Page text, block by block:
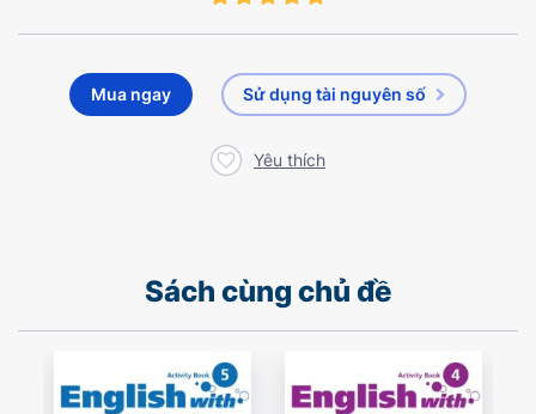
Mua ngay Sử dụng tài nguyên số
Yêu thích
Sách cùng chủ đề